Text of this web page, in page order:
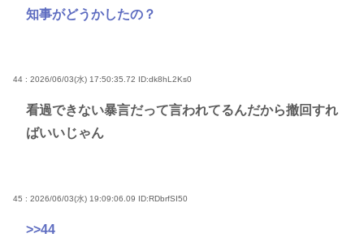
知事がどうかしたの？
44 : 2026/06/03(水) 17:50:35.72 ID:dk8hL2Ks0
看過できない暴言だって言われてるんだから撤回すれ
ばいいじゃん
45 : 2026/06/03(水) 19:09:06.09 ID:RDbrfSI50
>>44